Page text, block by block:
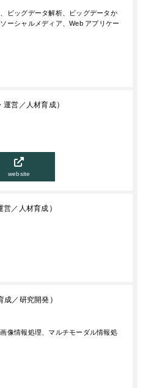
ビッグデータ解析、ビッグデータか
ーシャルメディア、Web アプリケー
運営 人材育成）
website
営 人材育成 ）
成 研究開発 ）
像情報処理、マルチモーダル情報処